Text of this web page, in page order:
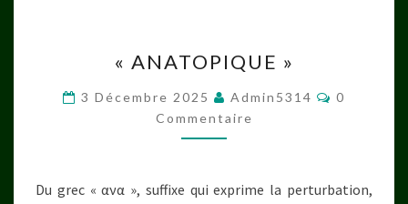
« ANATOPIQUE »
3 Décembre 2025 Admin5314
0
Commentaire
Du grec « ανα », suffixe qui exprime la perturbation,